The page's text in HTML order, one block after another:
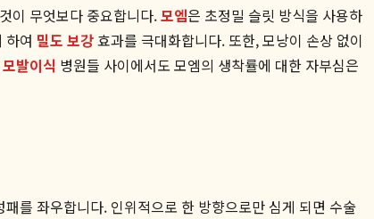
이 무엇보다 중요합니다.모엠은 초정밀 슬릿 방식을 사용하
하여 밀도 보강효과를 극대화합니다. 또한, 모낭이 손상 없이
발이식 병원들 사이에서도 모엠의 생착률에 대한 자부심은
를 좌우합니다. 인위적으로 한 방향으로만 심게 되면 수술